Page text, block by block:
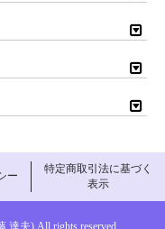
ー
特定商取引法に基づく
表示
夫) All rights reserved.